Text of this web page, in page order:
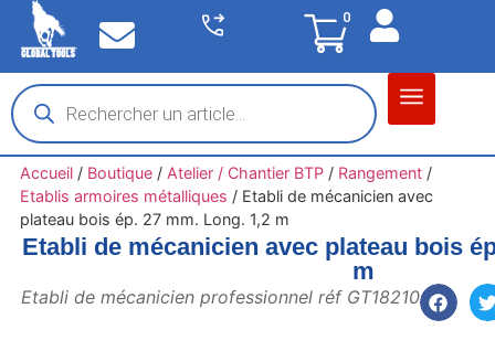
0
Accueil/ Boutique/ Atelier / Chantier BTP/ Rangement/
Etablis armoires métalliques / Etabli de mécanicien avec
plateau bois ép. 27 mm. Long. 1,2 m
Etabli de mécanicien avec plateau bois
m
Etabli de mécanicien professionnel réf GT18210